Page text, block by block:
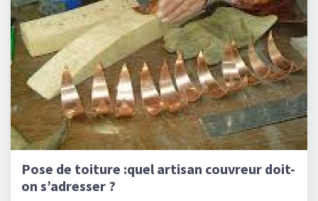
Pose de toiture :quel artisan couvreur doit-
on s’adresser ?